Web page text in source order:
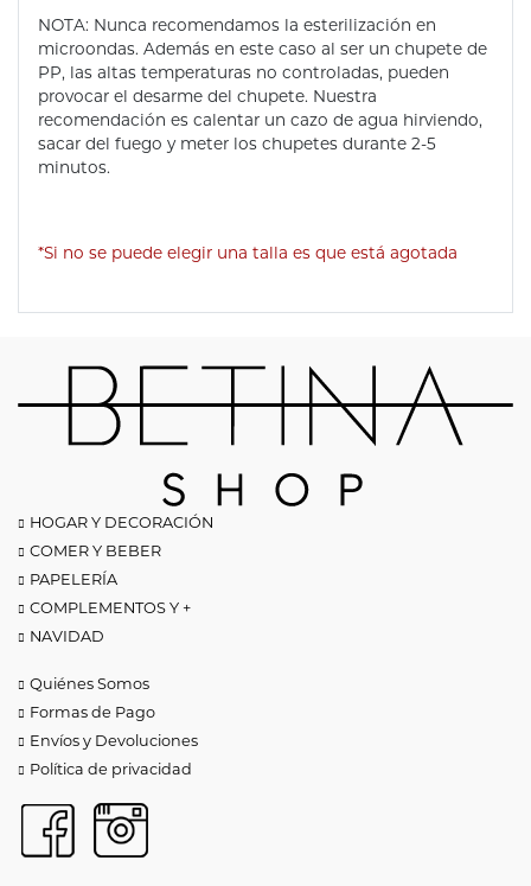
NOTA: Nunca recomendamos la esterilización en
microondas. Además en este caso al ser un chupete de
PP, las altas temperaturas no controladas, pueden
provocar el desarme del chupete. Nuestra
recomendación es calentar un cazo de agua hirviendo,
sacar del fuego y meter los chupetes durante 2-5
minutos.
*Si no se puede elegir una talla es que está agotada
HOGAR Y DECORACIÓN
COMER Y BEBER
PAPELERÍA
COMPLEMENTOS Y +
NAVIDAD
Quiénes Somos
Formas de Pago
Envíos y Devoluciones
Política de privacidad